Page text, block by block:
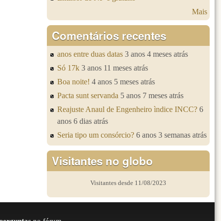
Mais
Comentários recentes
anos entre duas datas 3 anos 4 meses atrás
Só 17k 3 anos 11 meses atrás
Boa noite! 4 anos 5 meses atrás
Pacta sunt servanda 5 anos 7 meses atrás
Reajuste Anaul de Engenheiro ìndice INCC? 6
anos 6 dias atrás
Seria tipo um consórcio? 6 anos 3 semanas atrás
Visitantes no globo
Visitantes desde 11/08/2023